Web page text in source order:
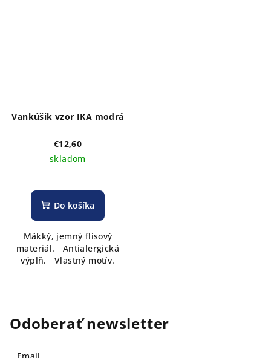
Vankúšik vzor IKA modrá
€12,60
skladom
Do košíka
Mäkký, jemný flisový
materiál. Antialergická
výplň. Vlastný motív.
Odoberať newsletter